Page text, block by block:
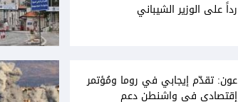
رداً على الوزير الشيباني
عون: تقدّم إيجابي في روما ومُؤتمر
إقتصادي في واشنطن دعم